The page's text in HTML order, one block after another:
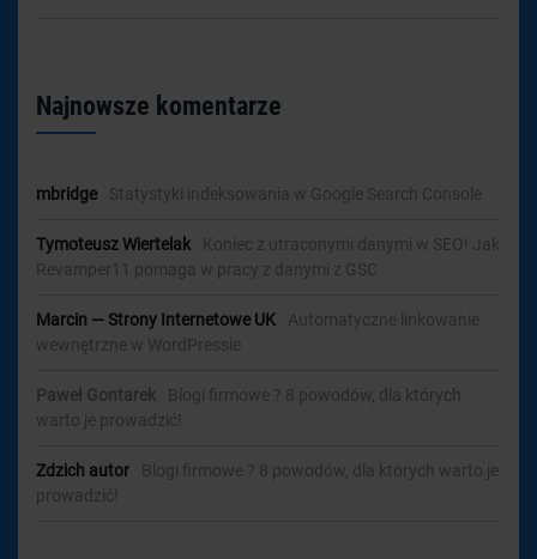
Najnowsze komentarze
mbridge- Statystyki indeksowania w Google Search Console
Tymoteusz Wiertelak
Koniec z utraconymi danymi w SEO! Jak
Revamper11 pomaga w pracy z danymi z GSC
Marcin — Strony Internetowe UK
Automatyczne linkowanie
wewnętrzne w WordPressie
Paweł Gontarek
Blogi firmowe ? 8 powodów, dla których
warto je prowadzić!
Zdzich autor
Blogi firmowe ? 8 powodów, dla których warto je
prowadzić!